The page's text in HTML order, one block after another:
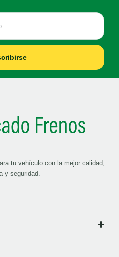
tu vehículo con la mejor calidad,
y seguridad.